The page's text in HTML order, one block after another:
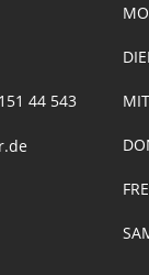
44 543